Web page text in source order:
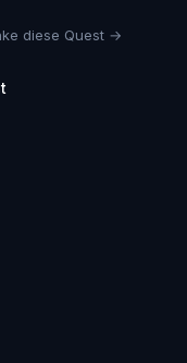
diese Quest →